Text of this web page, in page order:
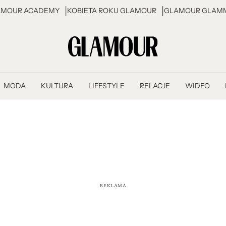
ACADEMY KOBIETA ROKU GLAMOUR GLAMOUR
MODA KULTURA LIFESTYLE RELACJE WIDEO